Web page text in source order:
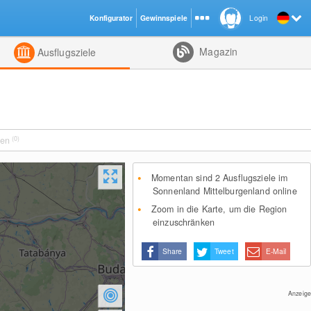
Ausflugsziele Magazin
(0)
Momentan sind 2 Ausflugsziele im
Sonnenland Mittelburgenland online
Zoom in die Karte, um die Region
einzuschränken
Share Tweet E-Mail
Anzeige
Login
Konfigurator Gewinnspiele